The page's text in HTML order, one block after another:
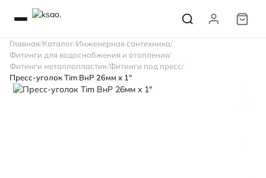
Главная Каталог Инженерная сантехника
Фитинги для водоснобжения и отопления
Фитинги металлопластик Фитинги под пресс
Пресс-уголок Tim ВнР 26мм x 1"